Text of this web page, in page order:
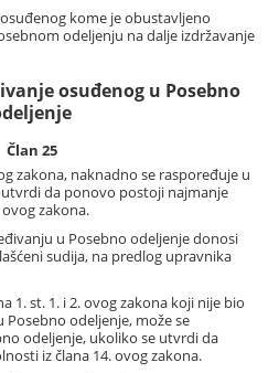
kome je obustavljeno
odeljenju na dalje izdržavanje
osuđenog u Posebno
Član 25
zakona, naknadno se raspoređuje u
da ponovo postoji najmanje
zakona.
u Posebno odeljenje donosi
sudija, na predlog upravnika
1. st. 1. i 2. ovog zakona koji nije bio
Posebno odeljenje, može se
odeljenje, ukoliko se utvrdi da
iz člana 14. ovog zakona.